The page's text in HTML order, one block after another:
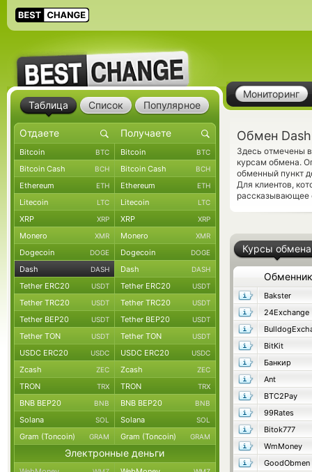
Мониторинг
Обмен Dash
Здесь отмечены
курсам обмена.
обменный пункт
Для клиентов,
рассказывающее
Курсы обмена
Обменник
Bakster
24Exchange
BitKit
Банкир
Ant
BTC2Pay
99Rates
Bitok777
WmMoney
GoodObmen
Таблица Список Популярное
Bitcoin BTC Bitcoin BTC
Bitcoin Cash BCH Bitcoin Cash BCH
Ethereum ETH Ethereum ETH
Litecoin LTC Litecoin LTC
XRP XRP XRP XRP
Monero XMR Monero XMR
Dogecoin DOGE Dogecoin DOGE
Dash DASH Dash DASH
Tether ERC20 USDT Tether ERC20 USDT
Tether TRC20 USDT Tether TRC20 USDT
Tether BEP20 USDT Tether BEP20 USDT
Tether TON USDT Tether TON USDT
USDC ERC20 USDC USDC ERC20 USDC
Zcash ZEC Zcash ZEC
TRON TRX TRON TRX
BNB BEP20 BNB BNB BEP20 BNB
Solana SOL Solana SOL
Gram (Toncoin) GRAM Gram (Toncoin) GRAM
Электронные деньги